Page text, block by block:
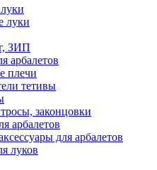
луки
ЗИП
арбалетов
плечи
тетивы
законцовки
арбалетов
для арбалетов
луков